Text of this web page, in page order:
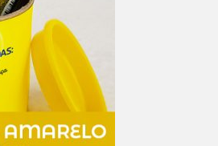
de prevenção